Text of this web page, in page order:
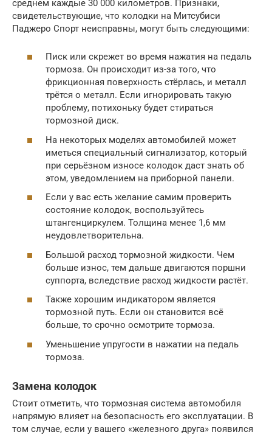
среднем каждые 30 000 километров. Признаки,
свидетельствующие, что колодки на Митсубиси
Паджеро Спорт неисправны, могут быть следующими:
Писк или скрежет во время нажатия на педаль
тормоза. Он происходит из-за того, что
фрикционная поверхность стёрлась, и металл
трётся о металл. Если игнорировать такую
проблему, потихоньку будет стираться
тормозной диск.
На некоторых моделях автомобилей может
иметься специальный сигнализатор, который
при серьёзном износе колодок даст знать об
этом, уведомлением на приборной панели.
Если у вас есть желание самим проверить
состояние колодок, воспользуйтесь
штангенциркулем. Толщина менее 1,6 мм
неудовлетворительна.
Большой расход тормозной жидкости. Чем
больше износ, тем дальше двигаются поршни
суппорта, вследствие расход жидкости растёт.
Также хорошим индикатором является
тормозной путь. Если он становится всё
больше, то срочно осмотрите тормоза.
Уменьшение упругости в нажатии на педаль
тормоза.
Замена колодок
Стоит отметить, что тормозная система автомобиля
напрямую влияет на безопасность его эксплуатации. В
том случае, если у вашего «железного друга» появился